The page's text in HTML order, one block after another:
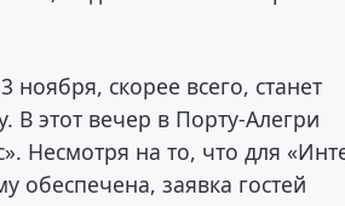
скорее всего, станет
этот вечер в Порту-Алегри
Несмотря на то, что для
обеспечена, заявка гостей